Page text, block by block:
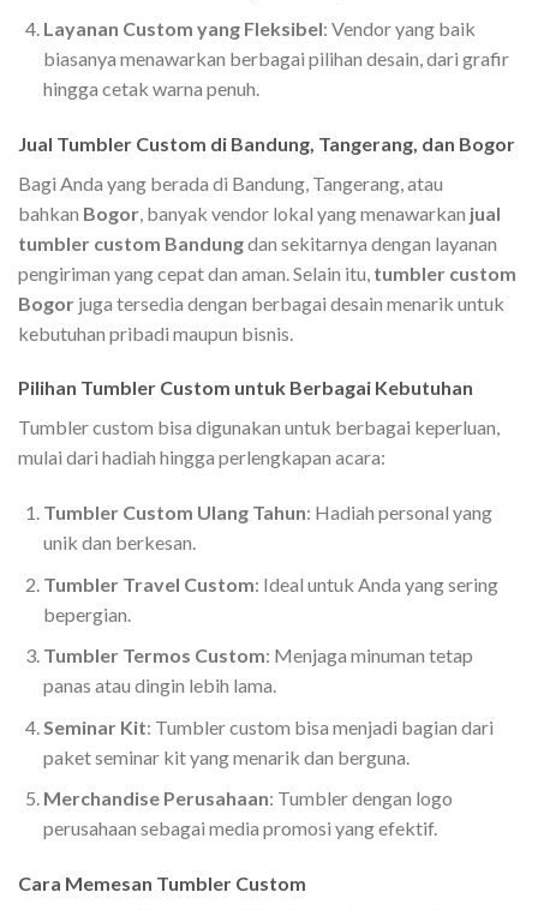
Layanan Custom yang Fleksibel: Vendor yang baik
biasanya menawarkan berbagai pilihan desain, dari grafir
hingga cetak warna penuh.
Jual Tumbler Custom di Bandung, Tangerang, dan Bogor
Bagi Anda yang berada di Bandung, Tangerang, atau
bahkan Bogor , banyak vendor lokal yang menawarkan jual
tumbler custom Bandungdan sekitarnya dengan layanan
pengiriman yang cepat dan aman. Selain itu, tumbler custom
Bogor juga tersedia dengan berbagai desain menarik untuk
kebutuhan pribadi maupun bisnis.
Pilihan Tumbler Custom untuk Berbagai Kebutuhan
Tumbler custom bisa digunakan untuk berbagai keperluan,
mulai dari hadiah hingga perlengkapan acara:
Tumbler Custom Ulang Tahun: Hadiah personal yang
unik dan berkesan.
Tumbler Travel Custom: Ideal untuk Anda yang sering
bepergian.
Tumbler Termos Custom: Menjaga minuman tetap
panas atau dingin lebih lama.
Seminar Kit: Tumbler custom bisa menjadi bagian dari
paket seminar kit yang menarik dan berguna.
Merchandise Perusahaan: Tumbler dengan logo
perusahaan sebagai media promosi yang efektif.
Cara Memesan Tumbler Custom